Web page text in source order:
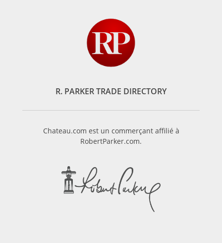
R. PARKER TRADE DIRECTORY
Chateau.com est un commerçant affilié à
RobertParker.com.